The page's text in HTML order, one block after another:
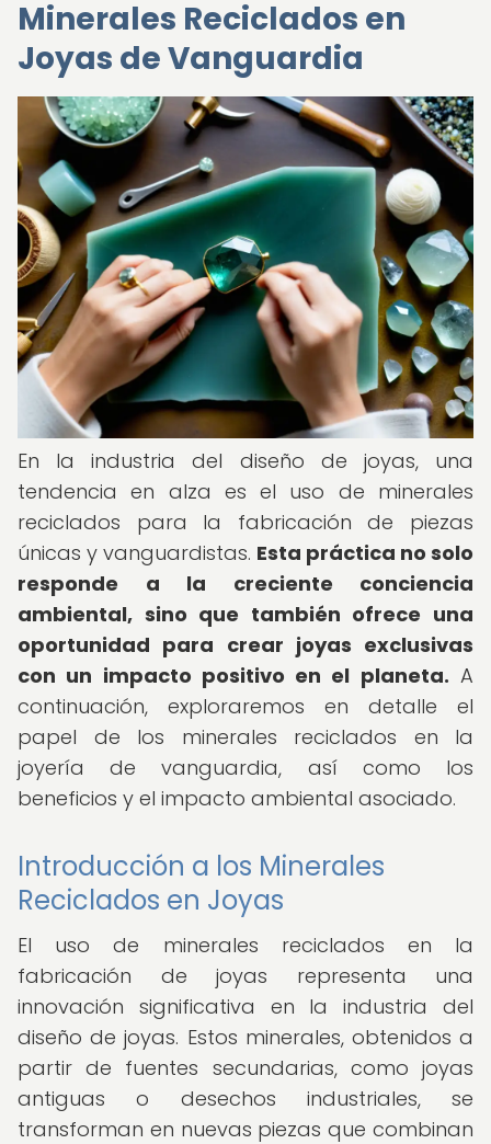
Minerales Reciclados en
Joyas de Vanguardia
En la industria del diseño de joyas, una
tendencia en alza es el uso de minerales
reciclados para la fabricación de piezas
únicas y vanguardistas. Esta práctica no solo
responde a la creciente conciencia
ambiental, sino que también ofrece una
oportunidad para crear joyas exclusivas
con un impacto positivo en el planeta. A
continuación, exploraremos en detalle el
papel de los minerales reciclados en la
joyería de vanguardia, así como los
beneficios y el impacto ambiental asociado.
Introducción a los Minerales
Reciclados en Joyas
El uso de minerales reciclados en la
fabricación de joyas representa una
innovación significativa en la industria del
diseño de joyas. Estos minerales, obtenidos a
partir de fuentes secundarias, como joyas
antiguas o desechos industriales, se
transforman en nuevas piezas que combinan